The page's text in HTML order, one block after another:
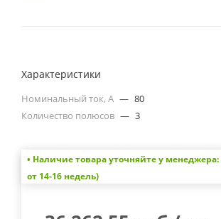
Характеристики
Номинальный ток, А — 80
Количество полюсов — 3
• Наличие товара уточняйте у менеджера:
от 14-16 недель)